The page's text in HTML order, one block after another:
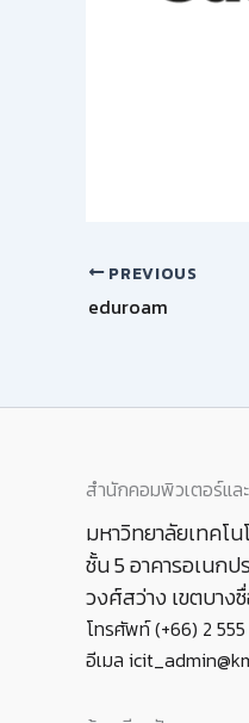
PREVIOUS
eduroam
สำนักคอมพิวเตอร์แล
มหาวิทยาลัยเทคโน
ชั้น 5 อาคารอเนกป
วงศ์สว่าง เขตบาง
โทรศัพท์ (+66) 2
อีเมล